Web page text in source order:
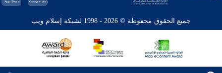
جميع الحقوق محفوظة © 2026 - 1998 لشبكة إسلام ويب